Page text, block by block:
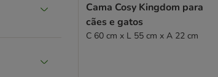
Cama Cosy Kingdom para
cães e gatos
C 60 cm x L 55 cm x A 22 cm